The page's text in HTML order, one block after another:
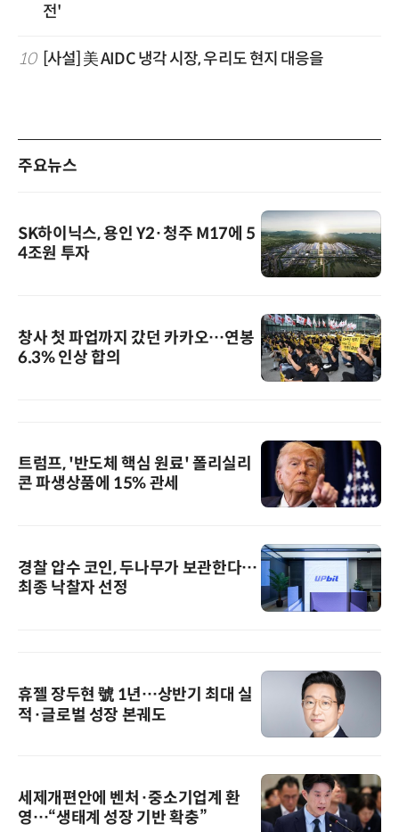
전'
10 [사설] 美 AIDC 냉각 시장, 우리도 현지 대응을
주요뉴스
SK하이닉스, 용인 Y2·청주 M17에 5
4조원 투자
창사 첫 파업까지 갔던 카카오…연봉
6.3% 인상 합의
트럼프, '반도체 핵심 원료' 폴리실리
콘 파생상품에 15% 관세
경찰 압수 코인, 두나무가 보관한다…
최종 낙찰자 선정
휴젤 장두현 號 1년…상반기 최대 실
적·글로벌 성장 본궤도
세제개편안에 벤처·중소기업계 환
영…“생태계 성장 기반 확충”